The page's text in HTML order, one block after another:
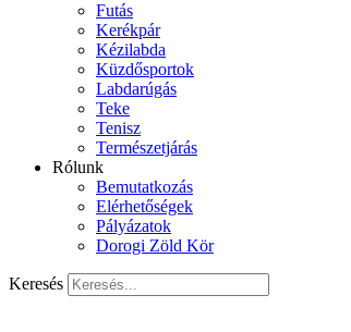
Futás
Kerékpár
Kézilabda
Küzdősportok
Labdarúgás
Teke
Tenisz
Természetjárás
Rólunk
Bemutatkozás
Elérhetőségek
Pályázatok
Dorogi Zöld Kör
Keresés